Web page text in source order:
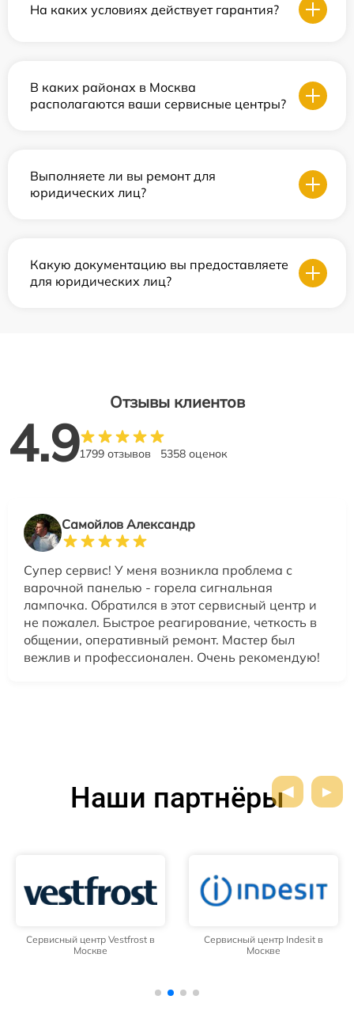
На каких условиях действует гарантия?
В каких районах в Москва
располагаются ваши сервисные центры?
Выполняете ли вы ремонт для
юридических лиц?
Какую документацию вы предоставляете
для юридических лиц?
Отзывы клиентов
4.91799 отзывов 5358 оценок
Самойлов Александр
Супер сервис! У меня возникла проблема с
варочной панелью - горела сигнальная
лампочка. Обратился в этот сервисный центр и
не пожалел. Быстрое реагирование, четкость в
общении, оперативный ремонт. Мастер был
вежлив и профессионален. Очень рекомендую!
Наши партнёры
Сервисный центр Vestfrost в
Москве
Сервисный центр Indesit в
Москве